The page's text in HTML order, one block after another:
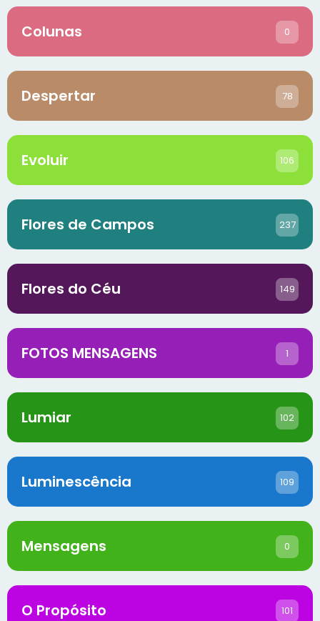
Colunas 0
Despertar 78
Evoluir 106
Flores de Campos 237
Flores do Céu 149
FOTOS MENSAGENS 1
Lumiar 102
Luminescência 109
Mensagens 0
O Propósito 101